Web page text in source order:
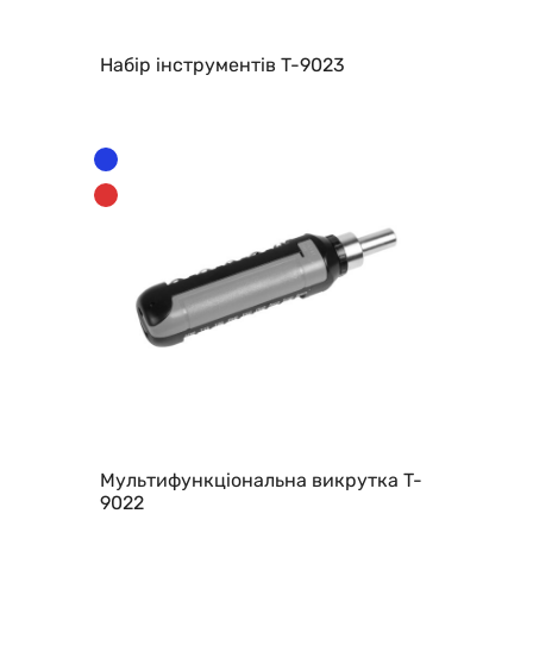
Набір інструментів T-9023
Мультифункціональна викрутка T-
9022